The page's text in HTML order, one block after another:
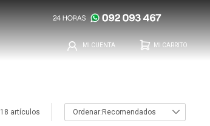
18 artículos Recomendados